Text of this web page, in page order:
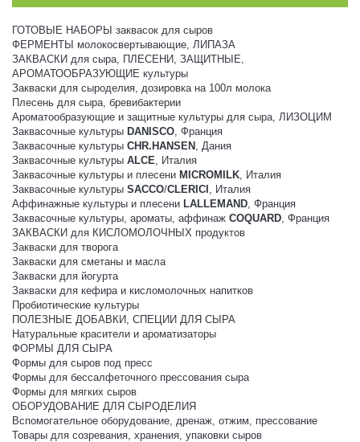
ГОТОВЫЕ НАБОРЫ заквасок для сыров
ФЕРМЕНТЫ молокосвертывающие, ЛИПАЗА
ЗАКВАСКИ для сыра, ПЛЕСЕНИ, ЗАЩИТНЫЕ,
АРОМАТООБРАЗУЮЩИЕ культуры
Закваски для сыроделия, дозировка на 100л молока
Плесень для сыра, бревибактерии
Ароматообразующие и защитные культуры для сыра, ЛИЗОЦИМ
Заквасочные культуры DANISCO, Франция
Заквасочные культуры CHR.HANSEN , Дания
Заквасочные культуры ALCE, Италия
Заквасочные культуры и плесени MICROMILK, Италия
Заквасочные культуры SACCO/CLERICI , Италия
Аффинажные культуры и плесени LALLEMAND, Франция
Заквасочные культуры, ароматы, аффинаж COQUARD, Франция
ЗАКВАСКИ для КИСЛОМОЛОЧНЫХ продуктов
Закваски для творога
Закваски для сметаны и масла
Закваски для йогурта
Закваски для кефира и кисломолочных напитков
Пробиотические культуры
ПОЛЕЗНЫЕ ДОБАВКИ, СПЕЦИИ ДЛЯ СЫРА
Натуральные красители и ароматизаторы
ФОРМЫ ДЛЯ СЫРА
Формы для сыров под пресс
Формы для бессалфеточного прессования сыра
Формы для мягких сыров
ОБОРУДОВАНИЕ ДЛЯ СЫРОДЕЛИЯ
Вспомогательное оборудование, дренаж, отжим, прессование
Товары для созревания, хранения, упаковки сыров